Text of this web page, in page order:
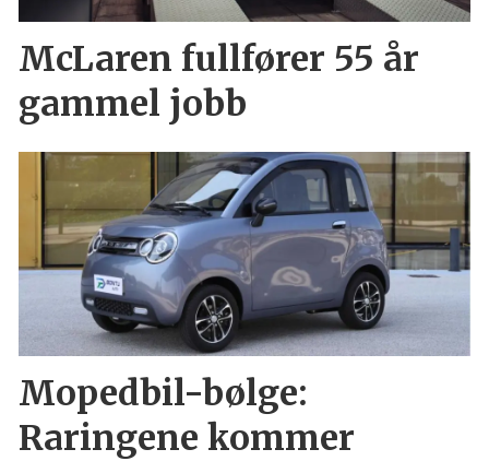
McLaren fullfører 55 år
gammel jobb
Mopedbil-bølge:
Raringene kommer